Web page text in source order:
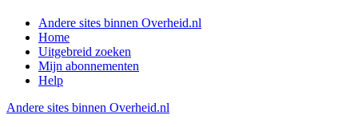
Andere sites binnen Overheid.nl
Home
Uitgebreid zoeken
Mijn abonnementen
Help
Andere sites binnen Overheid.nl